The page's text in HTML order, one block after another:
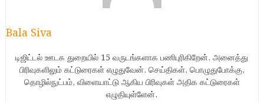
Bala Siva
டிஜிட்டல் ஊடக துறையில் 15 வருடங்களாக பணிபுரிகிறேன். அனைத்து
பிரிவுகளிலும் கட்டுரைகள் எழுதுவேன். செய்திகள், பொழுதுபோக்கு,
தொழில்நுட்பம், விளையாட்டு ஆகிய பிரிவுகள் அதிக கட்டுரைகள்
எழுதியுள்ளேன்.